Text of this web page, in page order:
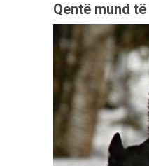
Qentë mund